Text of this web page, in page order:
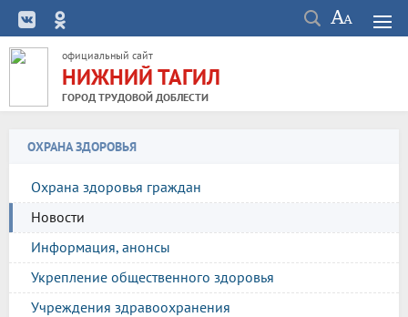
официальный сайт
НИЖНИЙ ТАГИЛ
ГОРОД ТРУДОВОЙ ДОБЛЕСТИ
ОХРАНА ЗДОРОВЬЯ
Охрана здоровья граждан
Новости
Информация, анонсы
Укрепление общественного здоровья
Учреждения здравоохранения